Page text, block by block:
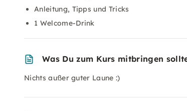
Anleitung, Tipps und Tricks
1 Welcome-Drink
Was Du zum Kurs mitbringen
Nichts außer guter Laune :)